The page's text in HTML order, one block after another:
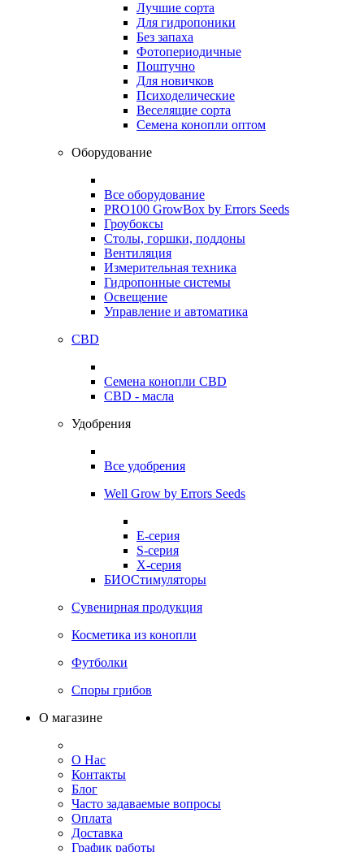
Лучшие сорта
Для гидропоники
Без запаха
Фотопериодичные
Поштучно
Для новичков
Психоделические
Веселящие сорта
Семена конопли оптом
Оборудование
Все оборудование
PRO100 GrowBox by Errors Seeds
Гроубоксы
Столы, горшки, поддоны
Вентиляция
Измерительная техника
Гидропонные системы
Освещение
Управление и автоматика
CBD
Семена конопли CBD
CBD - масла
Удобрения
Все удобрения
Well Grow by Errors Seeds
E-серия
S-серия
X-серия
БИОСтимуляторы
Сувенирная продукция
Косметика из конопли
Футболки
Споры грибов
О магазине
О Нас
Контакты
Блог
Часто задаваемые вопросы
Оплата
Доставка
График работы